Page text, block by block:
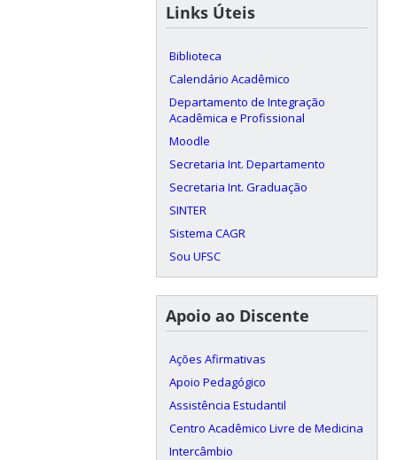
Links Úteis
Biblioteca
Calendário Acadêmico
Departamento de Integração
Acadêmica e Profissional
Moodle
Secretaria Int. Departamento
Secretaria Int. Graduação
SINTER
Sistema CAGR
Sou UFSC
Apoio ao Discente
Ações Afirmativas
Apoio Pedagógico
Assistência Estudantil
Centro Acadêmico Livre de Medicina
Intercâmbio